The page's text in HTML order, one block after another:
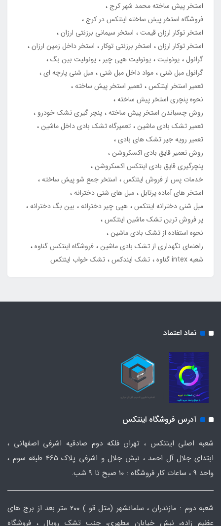
استخر پیش ساخته محمد شهر کرج
فروشگاه استخر پیش ساخته اینتکس در کرج
استخر توکار ارزان قیمت
استخر سیمانی برزنتی ارزان
استخر توکار ارزان
استخر برزنتی توکار
استخر داخل زمین ارزان
گرانول یونولیت یونولیت هپی چیر
یونولیت بین بگ
گرانول مبل شنی
مواد داخل مبل شنی
مبل شنی پارچه ای
تعمیر استخر اینتکس تعمیر استخر پیش ساخته
نحوه پنچری استخر پیش ساخته
روش چسباندن استخر پیش ساخته پنچر گیری تشک خودرو
تعمیر تشک بادی ماشین تعمیرگاه تشک بادی داخل ماشین
تعمیر رویه جیر تشک های بادی
روش تعمیر قایق بادی اکسکروشن
پنچرگیری قایق بادی اینتکس اکسکروشن
خدمات پس از فروش اینتکس
استخر جمع شو پیش ساخته
استخر های آماده پرتابل مبل های شنی دخترانه
مبل شنی دخترانه اینتکس هپی چیر دخترانه
بین بگ دخترانه
پر فروش ترین تشک ماشین اینتکس
نحوه استفاده از تشک بادی ماشین
راهنمای نگهداری از تشک بادی ماشین فروشگاه اینتکس گناوه
شعبه intex گناوه
تشک ایندکس تشک خواب اینتکس
نماد اعتماد
آدرس فروشگاه اینتکس
شعبه اصلی اینتکس ، تهران فلکه دوم صادقیه اشرفی اصفهانی ،
ابتدای جلال آل احمد ، نبش جلال و اشرفی پلاک 465 طبقه سوم ،
واحد ۹ ، ساعات کار فروشگاه : ۱۰ صبح تا ۹ شب.
شعبه دوم : مازندران ، سلمانشهر (متل قو ) ۲۰۰ متر بعد از برج های
عظیم زاده، نبش خیابان مطهری، جنب تشک رویال ، فروشگاه